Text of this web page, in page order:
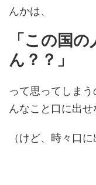
んかは、
「この国
ん？？」
って思ってしま
んなこと口に出せ
（けど、時々口に